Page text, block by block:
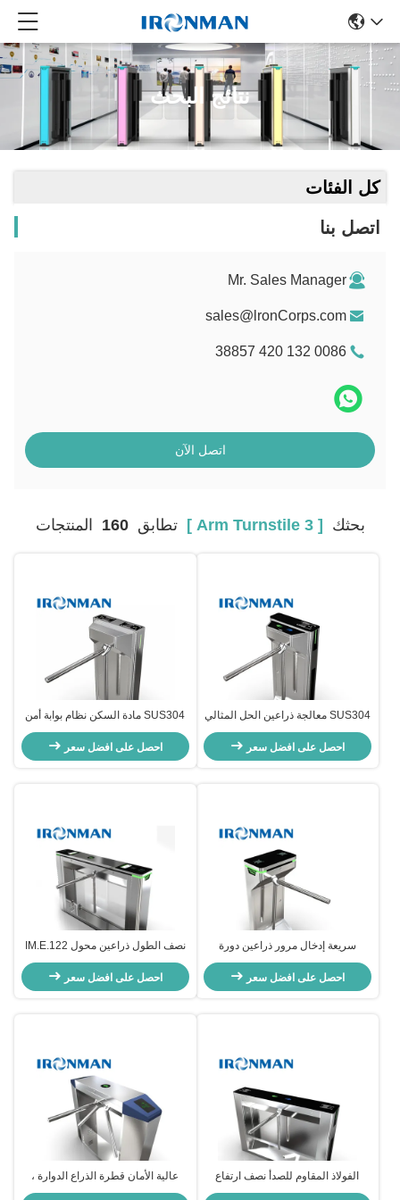
نتائج البحث
كل الفئات
اتصل بنا
Mr. Sales Manager
sales@lronCorps.com
0086 132 420 38857
اتصل الآن
بحثك [ 3 Arm Turnstile ] تطابق160 المنتجات
SUS304 معالجة ذراعين الحل المثالي
لمراقبة الوصول للأمان والراحة
احصل على افضل سعر
SUS304 مادة السكن نظام بوابة أمن
المشاة ذو ذراعين مع وظيفة الإنذار
احصل على افضل سعر
سريعة إدخال مرور ذراعين دورة
محركية المشي بوابة التحكم في
الوصول
احصل على افضل سعر
نصف الطول ذراعين محول IM.E.122
للمكتب المدرسة المنتزه السوبر
ماركت والمترو
احصل على افضل سعر
الفولاذ المقاوم للصدأ نصف ارتفاع
ذراعين محول لضمان وإدارة الدخول
عالية الأمان قطرة الذراع الدوارة ،
ثنائية الاتجاه الباب الدوار الإسكان